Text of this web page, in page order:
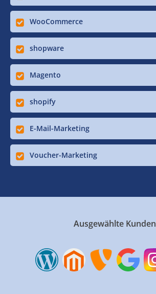
WooCommerce
shopware
Magento
shopify
E-Mail-Marketing
Voucher-Marketing
Ausgewählte Kunden